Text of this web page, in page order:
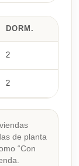
DORM.
2
2
de planta
“Con